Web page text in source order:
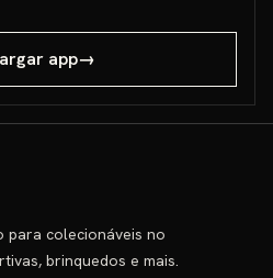
app→
para colecionáveis no
brinquedos e mais.